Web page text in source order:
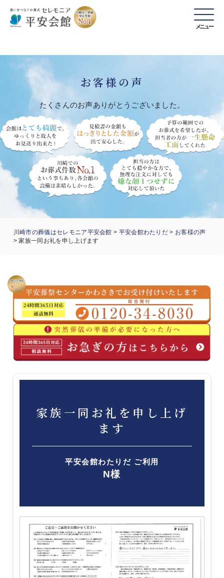
メニュー
お客様の声
たくさんのお声ありがとうございました。
川崎市の葬儀はセレモニア平安会館 > 平安会館わたりだ > お客様の声
>家族一同お礼を申し上げます
家族一同お礼を申し上げ
ます
平安会館わたりだ ご利用
N様